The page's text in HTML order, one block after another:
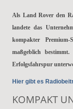
Als Land Rover den
landete das
kompakter
maßgeblich
Erfolgsfahrspur
Hier gibt es
KOMPAKT